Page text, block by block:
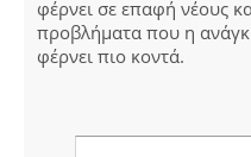
φέρνει σε επαφή νέους
προβλήματα που η
φέρνει πιο κοντά.